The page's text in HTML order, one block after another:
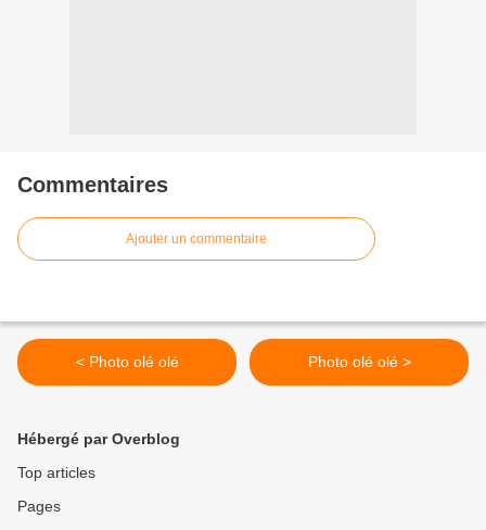
Commentaires
Ajouter un commentaire
< Photo olé olé Photo olé olé >
Hébergé par Overblog
Top articles
Pages